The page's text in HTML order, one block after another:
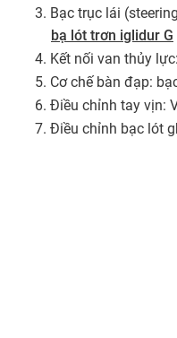
Bạc trục lái
bạ lót trơn iglidur G
Kết nối van thủy
Cơ chế bàn đạp:
Điều chỉnh tay vịn:
Điều chỉnh bạc lót